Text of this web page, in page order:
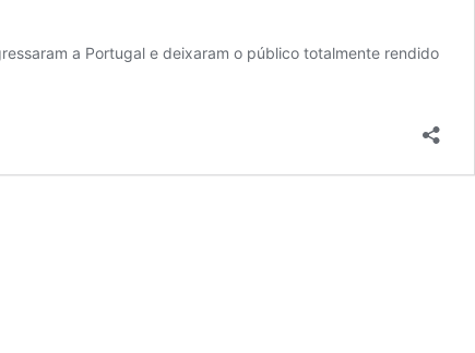
a Portugal e deixaram o público totalmente rendido